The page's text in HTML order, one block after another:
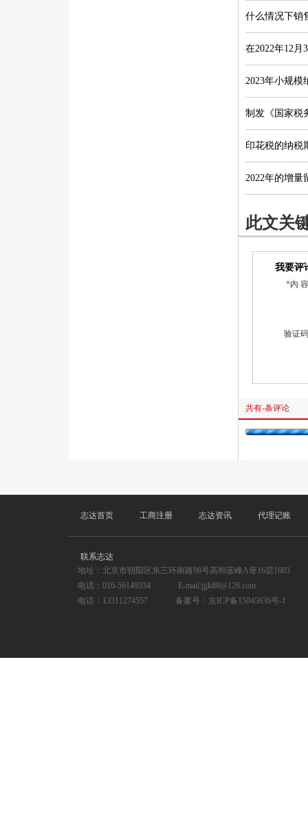
什么情况下销
在2022年12
何处理？
2023年小规模
制发《国家税
印花税的纳税
2022年的增量
此文关
我要评
*内
验证
共有-条评论
志达首页 工商注册 志达资讯 代理记账
联系志达
地址：北京市朝阳区东三环南路98号高和蓝峰A座16层1603
电话：010-56149334
E-mail:jjjk88@126.com
电话：13311274557
备案号： 京ICP备15045636号-1